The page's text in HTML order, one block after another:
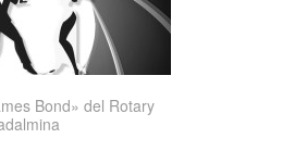
Bond» del Rotary